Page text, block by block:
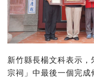
新竹縣長楊文科表示
宗祠」中最後一個完成